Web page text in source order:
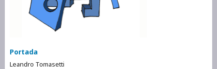
Portada
Leandro Tomasetti